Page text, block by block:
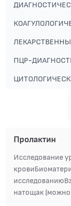
ПЦР-
Пролактин
Исследование
натощак